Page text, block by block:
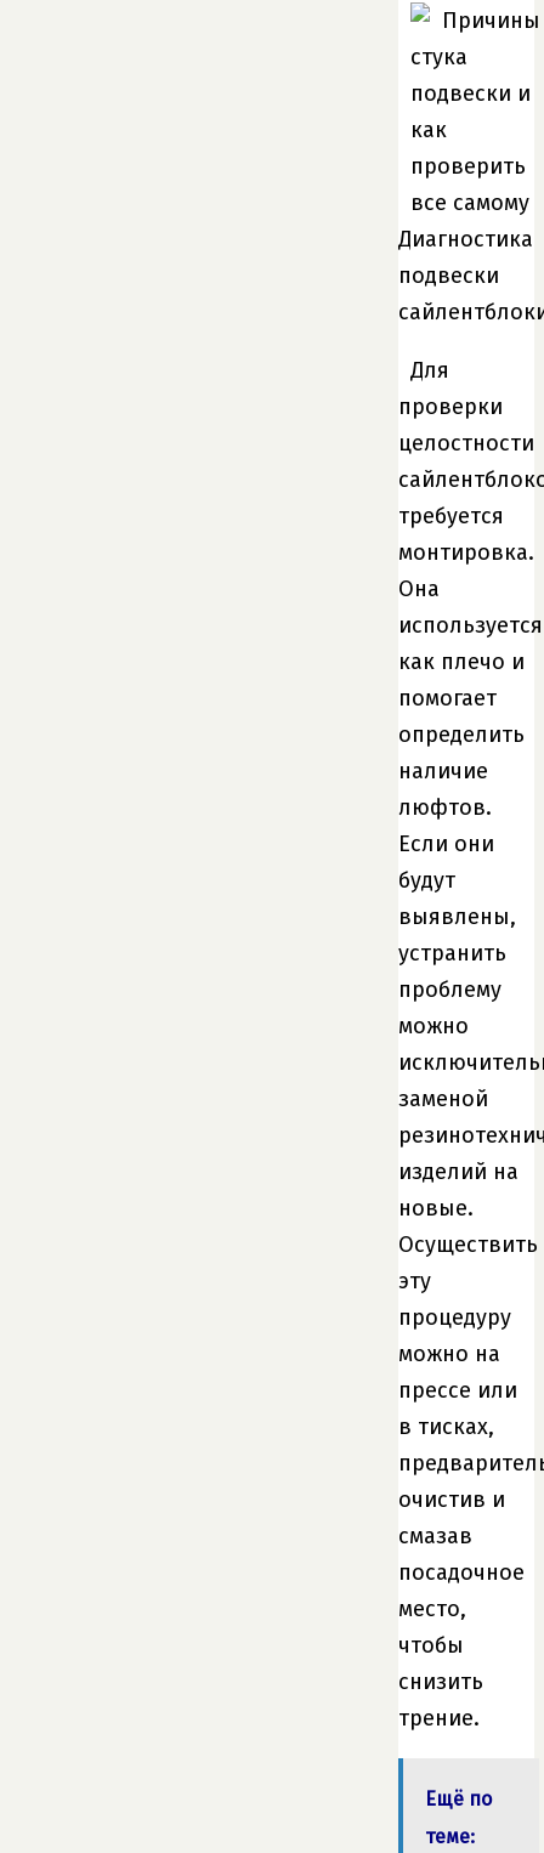
Диагностика
подвески
Для
проверки
целостности
требуется
монтировка.
Она
используется
как плечо и
помогает
определить
наличие
люфтов.
Если они
будут
выявлены,
устранить
проблему
можно
заменой
изделий на
новые.
Осуществить
эту
процедуру
можно на
прессе или
в тисках,
очистив и
смазав
посадочное
место,
чтобы
снизить
трение.
Ещё по
теме: